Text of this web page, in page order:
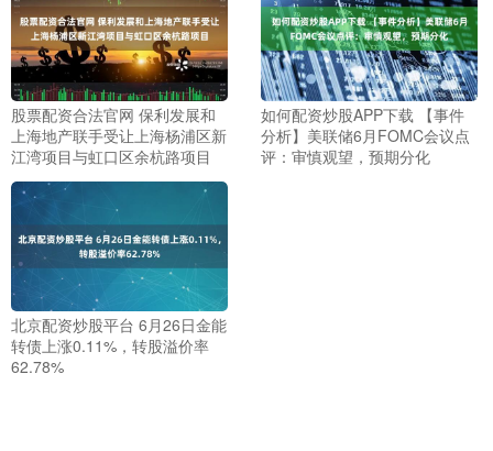
股票配资合法官网 保利发展和
上海地产联手受让上海杨浦区新
江湾项目与虹口区余杭路项目
如何配资炒股APP下载 【事件
分析】美联储6月FOMC会议点
评：审慎观望，预期分化
北京配资炒股平台 6月26日金能
转债上涨0.11%，转股溢价率
62.78%